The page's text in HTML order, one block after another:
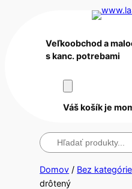
Veľkoobchod a
s kanc. potrebami
Váš košík je
Hľadanie
Domov / Bez kategórie
drôtený